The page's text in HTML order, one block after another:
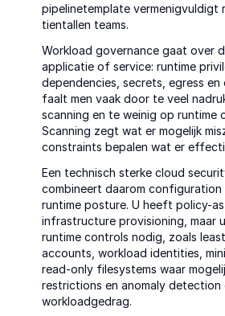
pipelinetemplate vermenigvuldigt
tientallen teams.
Workload governance gaat over
applicatie of service: runtime
dependencies, secrets, egress en
faalt men vaak door te veel
scanning en te weinig op runtime
Scanning zegt wat er mogelijk
constraints bepalen wat er
Een technisch sterke cloud
combineert daarom
runtime posture. U heeft policy-
infrastructure provisioning, maar
runtime controls nodig, zoals
accounts, workload identities,
read-only filesystems waar
restrictions en anomaly detection
workloadgedrag.